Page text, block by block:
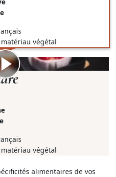
végétal
végétal
alimentaires de vos